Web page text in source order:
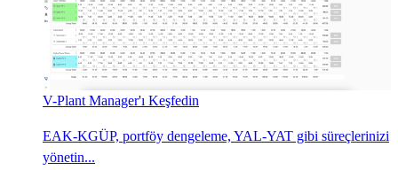
V-Plant Manager'ı Keşfedin
EAK-KGÜP, portföy dengeleme, YAL-YAT gibi süreçlerinizi
yönetin...